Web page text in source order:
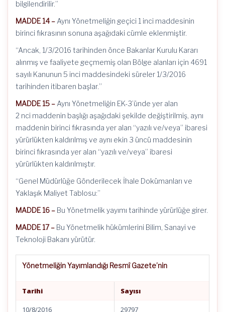
bilgilendirilir.”
MADDE 14 – Aynı Yönetmeliğin geçici 1 inci maddesinin
birinci fıkrasının sonuna aşağıdaki cümle eklenmiştir.
“Ancak, 1/3/2016 tarihinden önce Bakanlar Kurulu Kararı
alınmış ve faaliyete geçmemiş olan Bölge alanları için 4691
sayılı Kanunun 5 inci maddesindeki süreler 1/3/2016
tarihinden itibaren başlar.”
MADDE 15 – Aynı Yönetmeliğin EK-3’ünde yer alan
2 nci maddenin başlığı aşağıdaki şekilde değiştirilmiş, aynı
maddenin birinci fıkrasında yer alan “yazılı ve/veya” ibaresi
yürürlükten kaldırılmış ve aynı ekin 3 üncü maddesinin
birinci fıkrasında yer alan “yazılı ve/veya” ibaresi
yürürlükten kaldırılmıştır.
“Genel Müdürlüğe Gönderilecek İhale Dokümanları ve
Yaklaşık Maliyet Tablosu:”
MADDE 16 – Bu Yönetmelik yayımı tarihinde yürürlüğe girer.
MADDE 17 – Bu Yönetmelik hükümlerini Bilim, Sanayi ve
Teknoloji Bakanı yürütür.
Yönetmeliğin Yayımlandığı Resmî Gazete’nin
Tarihi Sayısı
10/8/2016 29797